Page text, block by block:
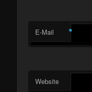
E-Mail *
Website